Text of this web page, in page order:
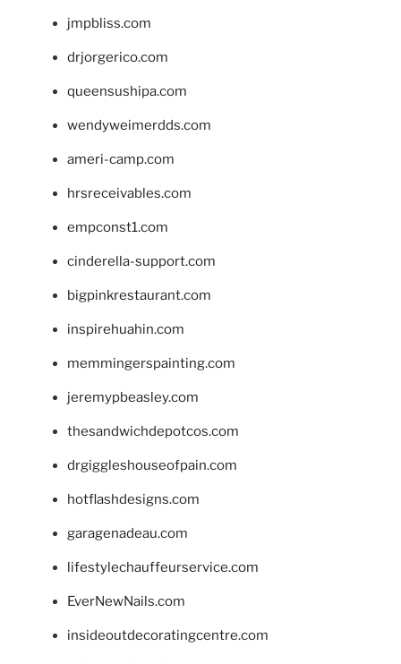
jmpbliss.com
drjorgerico.com
queensushipa.com
wendyweimerdds.com
ameri-camp.com
hrsreceivables.com
empconst1.com
cinderella-support.com
bigpinkrestaurant.com
inspirehuahin.com
memmingerspainting.com
jeremypbeasley.com
thesandwichdepotcos.com
drgiggleshouseofpain.com
hotflashdesigns.com
garagenadeau.com
lifestylechauffeurservice.com
EverNewNails.com
insideoutdecoratingcentre.com